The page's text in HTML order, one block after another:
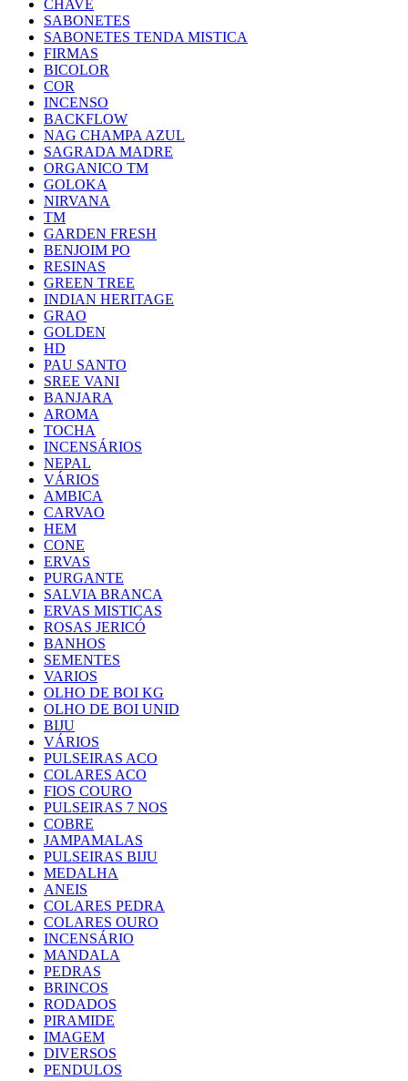
CHAVE
SABONETES
SABONETES TENDA MISTICA
FIRMAS
BICOLOR
COR
INCENSO
BACKFLOW
NAG CHAMPA AZUL
SAGRADA MADRE
ORGANICO TM
GOLOKA
NIRVANA
TM
GARDEN FRESH
BENJOIM PO
RESINAS
GREEN TREE
INDIAN HERITAGE
GRAO
GOLDEN
HD
PAU SANTO
SREE VANI
BANJARA
AROMA
TOCHA
INCENSÁRIOS
NEPAL
VÁRIOS
AMBICA
CARVAO
HEM
CONE
ERVAS
PURGANTE
SALVIA BRANCA
ERVAS MISTICAS
ROSAS JERICÓ
BANHOS
SEMENTES
VARIOS
OLHO DE BOI KG
OLHO DE BOI UNID
BIJU
VÁRIOS
PULSEIRAS ACO
COLARES ACO
FIOS COURO
PULSEIRAS 7 NOS
COBRE
JAMPAMALAS
PULSEIRAS BIJU
MEDALHA
ANEIS
COLARES PEDRA
COLARES OURO
INCENSÁRIO
MANDALA
PEDRAS
BRINCOS
RODADOS
PIRAMIDE
IMAGEM
DIVERSOS
PENDULOS